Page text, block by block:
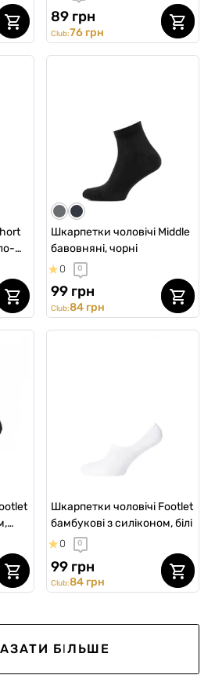
89 грн
Club:76 грн
Шкарпетки чоловічі Middle
бавовняні, чорні
0 0
99 грн
Club:84 грн
Шкарпетки чоловічі Footlet
бамбукові з силіконом, білі
0 0
99 грн
Club:84 грн
БІЛЬШЕ